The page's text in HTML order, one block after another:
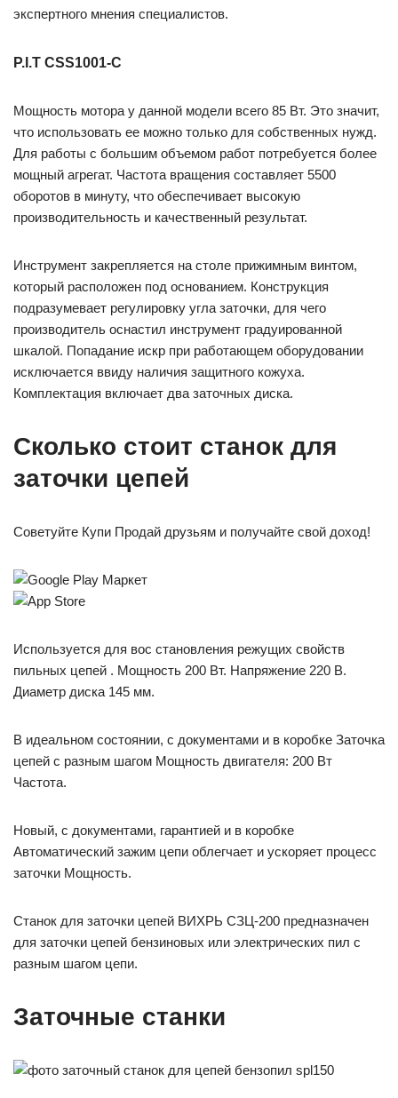
экспертного мнения специалистов.
P.I.T CSS1001-C
Мощность мотора у данной модели всего 85 Вт. Это значит,
что использовать ее можно только для собственных нужд.
Для работы с большим объемом работ потребуется более
мощный агрегат. Частота вращения составляет 5500
оборотов в минуту, что обеспечивает высокую
производительность и качественный результат.
Инструмент закрепляется на столе прижимным винтом,
который расположен под основанием. Конструкция
подразумевает регулировку угла заточки, для чего
производитель оснастил инструмент градуированной
шкалой. Попадание искр при работающем оборудовании
исключается ввиду наличия защитного кожуха.
Комплектация включает два заточных диска.
Сколько стоит станок для
заточки цепей
Советуйте Купи Продай друзьям и получайте свой доход!
Используется для вос становления режущих свойств
пильных цепей . Мощность 200 Вт. Напряжение 220 В.
Диаметр диска 145 мм.
В идеальном состоянии, с документами и в коробке Заточка
цепей с разным шагом Мощность двигателя: 200 Вт
Частота.
Новый, с документами, гарантией и в коробке
Автоматический зажим цепи облегчает и ускоряет процесс
заточки Мощность.
Станок для заточки цепей ВИХРЬ СЗЦ-200 предназначен
для заточки цепей бензиновых или электрических пил с
разным шагом цепи.
Заточные станки